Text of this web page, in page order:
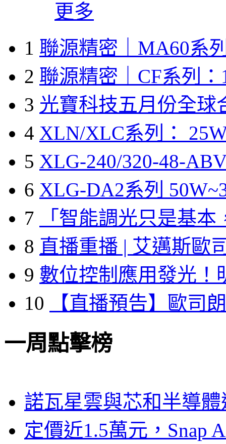
更多
1 聯源精密｜MA60系
2 聯源精密｜CF系列：
3 光寶科技五月份全球
4 XLN/XLC系列：
5 XLG-240/320-48-
6 XLG-DA2系列
7
「智能調光只是基本
8 直播重播 | 艾邁斯歐
9 數位控制應用發光！
10
【直播預告】歐司
一周點擊榜
諾瓦星雲與芯和半導
定價近1.5萬元，Snap